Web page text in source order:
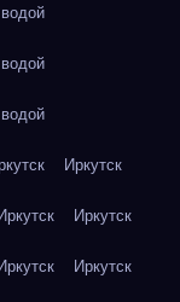
Иркутск
Иркутск Иркутск
Иркутск Иркутск